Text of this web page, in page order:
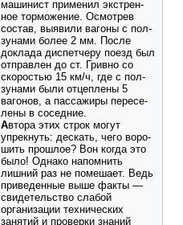
машинист применил экстрен­
ное торможение. Осмотрев
состав, выявили вагоны с пол­
зунами более 2 мм. После
доклада диспетчеру поезд был
отправлен до ст. Гривно со
скоростью 15 км/ч, где с пол­
зунами были отцеплены 5
вагонов, а пассажиры пересе­
лены в соседние.
Автора этих строк могут
упрекнуть: дескать, чего воро­
шить прошлое? Вон когда это
было! Однако напом­нить
лишний раз не помешает. Ведь
приведенные выше факты —
свидетельство слабой
организации технических
занятий и проверки знаний